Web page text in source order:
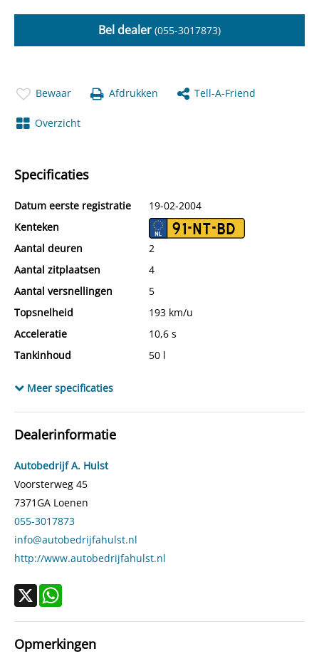
Bel dealer (055-3017873)
Bewaar Afdrukken Tell-A-Friend
Overzicht
Specificaties
Datum eerste registratie
19-02-2004
Kenteken
91-NT-BD
Aantal deuren
2
Aantal zitplaatsen
4
Aantal versnellingen
5
Topsnelheid
193 km/u
Acceleratie
10,6 s
Tankinhoud
50 l
Cilinderinhoud
Kleur
Motorrijtuigenbelasting
Gewicht (leeg)
Modeldatum vanaf
Modeldatum tot
Emissieklasse
Max. trekgewicht
CO₂-emissie
BTW verrekenbaar
Meer specificaties
Dealerinformatie
Autobedrijf A. Hulst
Voorsterweg 45
7371GA Loenen
055-3017873
info@autobedrijfahulst.nl
http://www.autobedrijfahulst.nl
Opmerkingen